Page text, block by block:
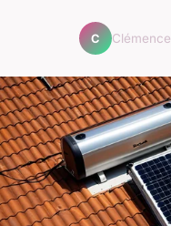
C Clémence